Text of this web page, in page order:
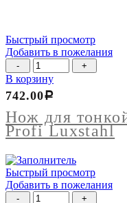
Быстрый просмотр
Добавить в пожелания
Количество
товара
Нож
для
тонкой
нарезки
10"
Profi
Luxstahl
В корзину
Нож для
Profi Luxstahl
742.00Р
Быстрый просмотр
Добавить в пожелания
Количество